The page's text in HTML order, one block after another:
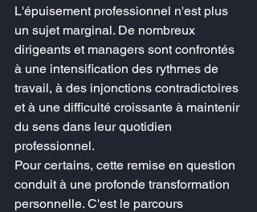
L'épuisement professionnel n'est plus
un sujet marginal. De nombreux
dirigeants et managers sont confrontés
à une intensification des rythmes de
travail, à des injonctions contradictoires
et à une difficulté croissante à maintenir
du sens dans leur quotidien
professionnel.
Pour certains, cette remise en question
conduit à une profonde transformation
personnelle. C'est le parcours